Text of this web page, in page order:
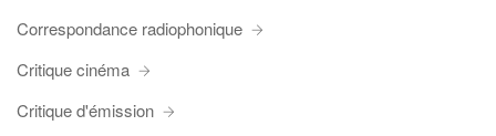
Correspondance radiophonique
Critique cinéma
Critique d'émission